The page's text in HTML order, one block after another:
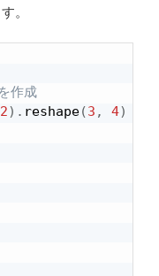
。
作成
) . reshape(3 , 4)